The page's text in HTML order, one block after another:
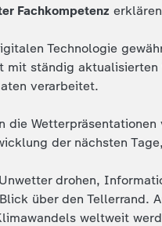
Fachkompetenz
Technologie
mit ständig
verarbeitet.
die
der nächsten
drohen,
über den Tellerrand.
weltweit